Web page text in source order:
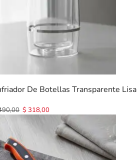
De Botellas Transparente Lisa
$318,00